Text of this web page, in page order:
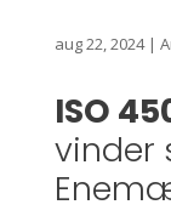
aug 22, 2024|
ISO
vinder